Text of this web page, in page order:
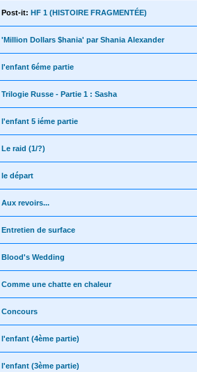
Post-it: HF 1 (HISTOIRE FRAGMENTÉE)
'Million Dollars $hania' par Shania Alexander
l'enfant 6éme partie
Trilogie Russe - Partie 1 : Sasha
l'enfant 5 iéme partie
Le raid (1/?)
le départ
Aux revoirs...
Entretien de surface
Blood's Wedding
Comme une chatte en chaleur
Concours
l'enfant (4ème partie)
l'enfant (3ème partie)